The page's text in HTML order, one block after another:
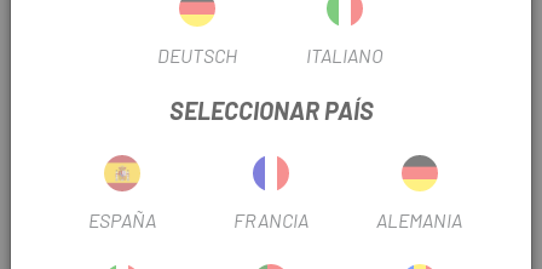
CarreteraDEUTSCH ITALIANO
SELECCIONAR PAÍS
ESPAÑA FRANCIA ALEMANIA